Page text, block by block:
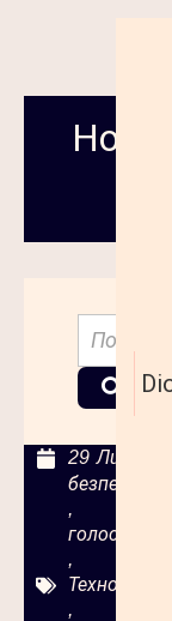
29 Липня,
безпека
,
голосові
,
Технології
,